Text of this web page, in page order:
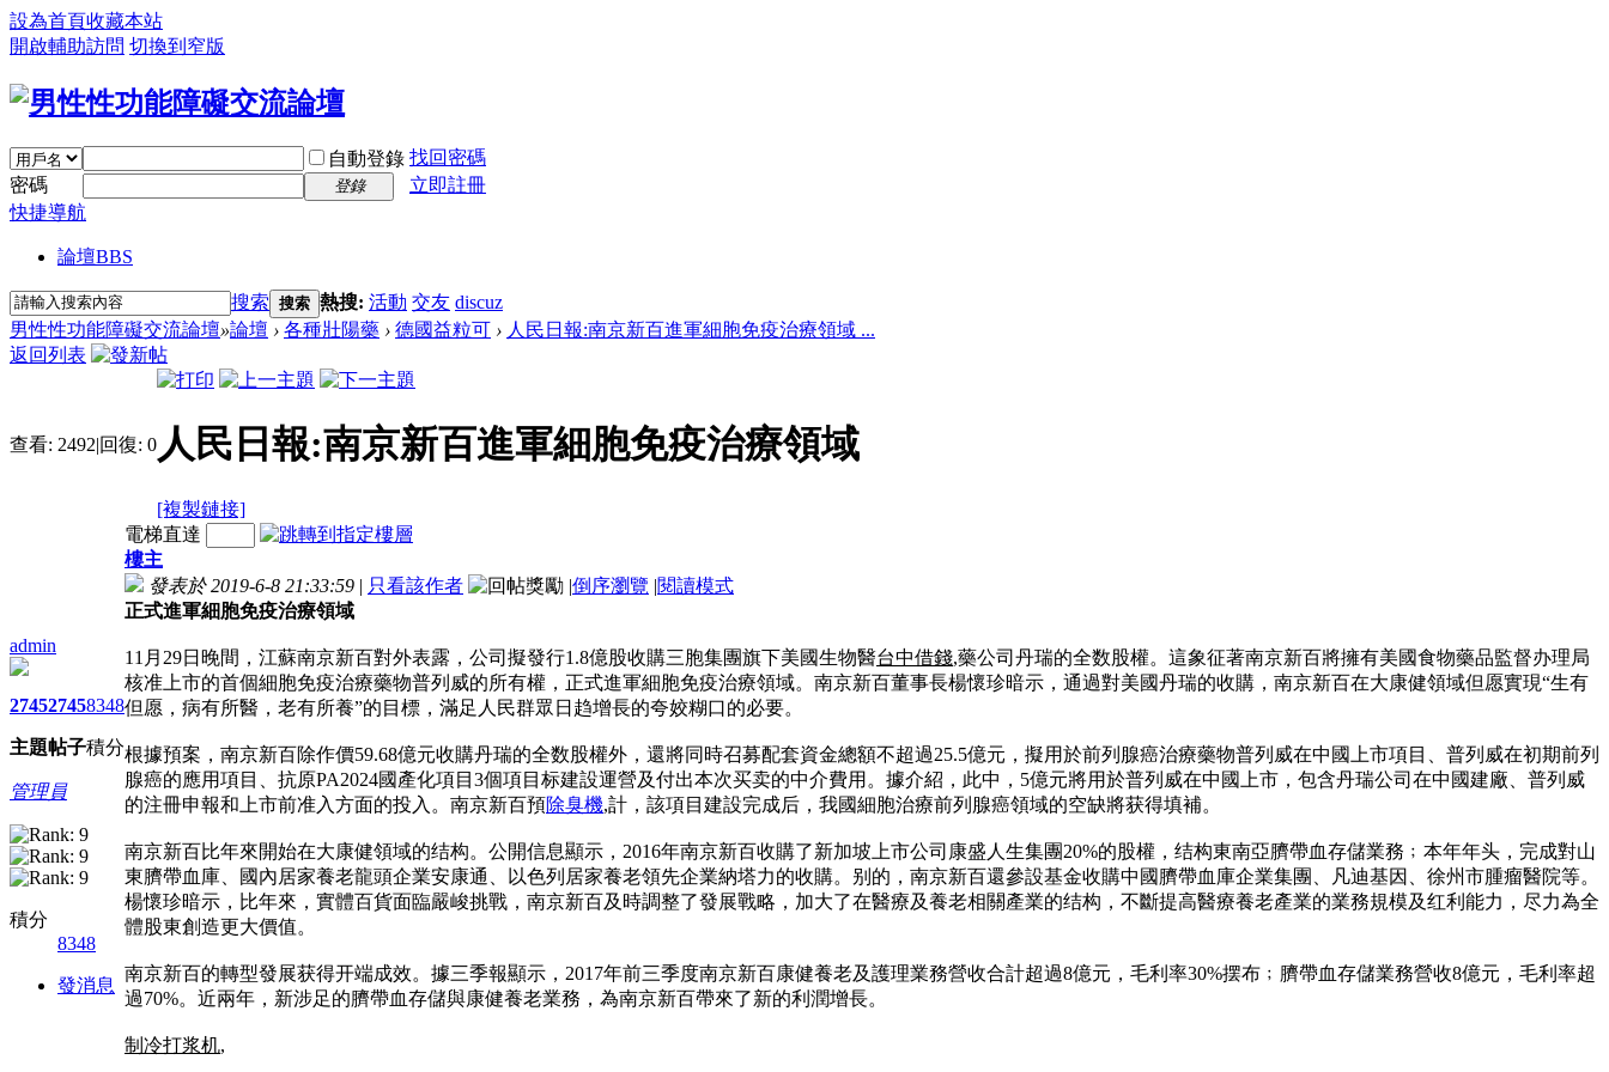
設為首頁收藏本站
開啟輔助訪問 切換到窄版
自動登錄 找回密碼
密碼
登錄
立即註冊
快捷導航
論壇BBS
搜索 搜索 熱搜: 活動 交友 discuz
男性性功能障礙交流論壇»論壇 › 各種壯陽藥 › 德國益粒可 › 人民日報:南京新百進軍細胞免疫治療領域 ...
返回列表
查看: 2492|回復: 0人民日報:南京新百進軍細胞免疫治療領域
[複製鏈接]
admin
2745
主題
2745
帖子
8348
積分
管理員
積分
8348
發消息
電梯直達
樓主
發表於 2019-6-8 21:33:59 | 只看該作者 |倒序瀏覽 |閱讀模式
正式進軍細胞免疫治療領域
11月29日晚間，江蘇南京新百對外表露，公司擬發行1.8億股收購三胞集團旗下美國生物醫台中借錢,藥公司丹瑞的全数股權。這象征著南京新百將擁有美國食物藥品監督办理局
核准上市的首個細胞免疫治療藥物普列威的所有權，正式進軍細胞免疫治療領域。南京新百董事長楊懷珍暗示，通過對美國丹瑞的收購，南京新百在大康健領域但愿實現“生有
但愿，病有所醫，老有所養”的目標，滿足人民群眾日趋增長的夸姣糊口的必要。
根據預案，南京新百除作價59.68億元收購丹瑞的全数股權外，還將同時召募配套資金總額不超過25.5億元，擬用於前列腺癌治療藥物普列威在中國上市項目、普列威在初期前列
腺癌的應用項目、抗原PA2024國產化項目3個項目标建設運營及付出本次买卖的中介費用。據介紹，此中，5億元將用於普列威在中國上市，包含丹瑞公司在中國建廠、普列威
的注冊申報和上市前准入方面的投入。南京新百預除臭機,計，該項目建設完成后，我國細胞治療前列腺癌領域的空缺將获得填補。
南京新百比年來開始在大康健領域的结构。公開信息顯示，2016年南京新百收購了新加坡上市公司康盛人生集團20%的股權，结构東南亞臍帶血存儲業務﹔本年年头，完成對山
東臍帶血庫、國內居家養老龍頭企業安康通、以色列居家養老領先企業納塔力的收購。别的，南京新百還參設基金收購中國臍帶血庫企業集團、凡迪基因、徐州市腫瘤醫院等。
楊懷珍暗示，比年來，實體百貨面臨嚴峻挑戰，南京新百及時調整了發展戰略，加大了在醫療及養老相關產業的结构，不斷提高醫療養老產業的業務規模及红利能力，尽力為全
體股東創造更大價值。
南京新百的轉型發展获得开端成效。據三季報顯示，2017年前三季度南京新百康健養老及護理業務營收合計超過8億元，毛利率30%摆布﹔臍帶血存儲業務營收8億元，毛利率超
過70%。近兩年，新涉足的臍帶血存儲與康健養老業務，為南京新百帶來了新的利潤增長。
制冷打浆机,